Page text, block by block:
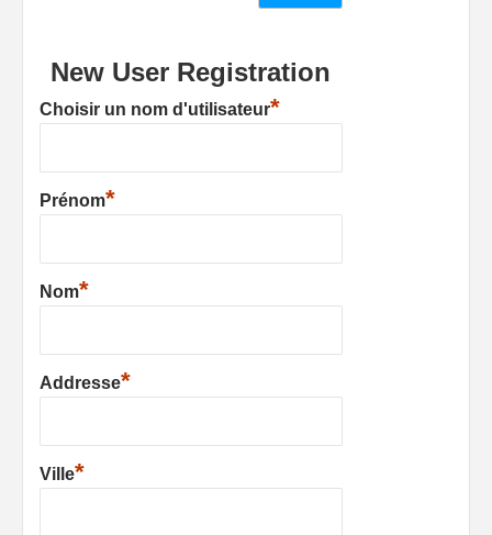
New User Registration
Choisir un nom d'utilisateur*
Prénom*
Nom*
Addresse*
Ville*